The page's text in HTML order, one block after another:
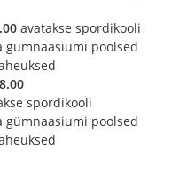
avatakse spordikooli
poolsed
spordikooli
poolsed